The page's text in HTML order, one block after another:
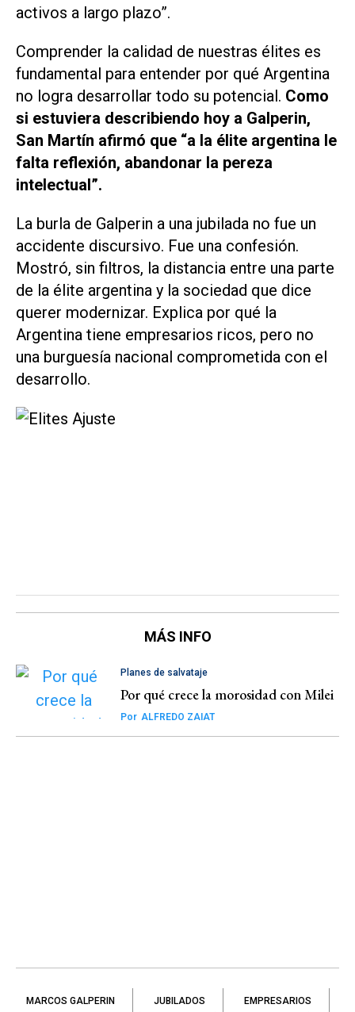
activos a largo plazo”.
Comprender la calidad de nuestras élites es
fundamental para entender por qué Argentina
no logra desarrollar todo su potencial. Como
si estuviera describiendo hoy a Galperin,
San Martín afirmó que “a la élite argentina le
falta reflexión, abandonar la pereza
intelectual”.
La burla de Galperin a una jubilada no fue un
accidente discursivo. Fue una confesión.
Mostró, sin filtros, la distancia entre una parte
de la élite argentina y la sociedad que dice
querer modernizar. Explica por qué la
Argentina tiene empresarios ricos, pero no
una burguesía nacional comprometida con el
desarrollo.
MÁS INFO
Planes de salvataje
Por qué crece la morosidad con Milei
Por ALFREDO ZAIAT
MARCOS GALPERIN JUBILADOS EMPRESARIOS